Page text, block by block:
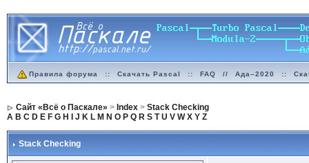
Правила форума :: Скачать Pascal :: FAQ // Ада–2020 ::
Сайт «Всё о Паскале» > Index> Stack Checking
A B C D E F G H J K L M N O P Q R S T U V W X Y Z
Stack Checking